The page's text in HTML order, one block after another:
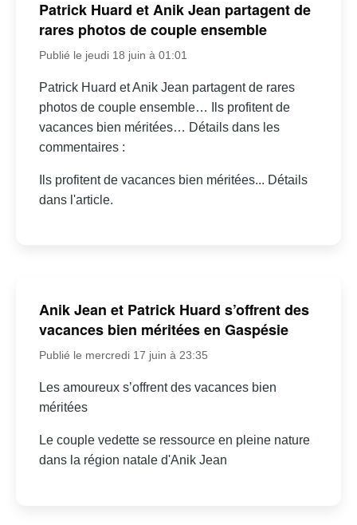
Patrick Huard et Anik Jean partagent de
rares photos de couple ensemble
Publié le jeudi 18 juin à 01:01
Patrick Huard et Anik Jean partagent de rares
photos de couple ensemble… Ils profitent de
vacances bien méritées… Détails dans les
commentaires :
Ils profitent de vacances bien méritées... Détails
dans l'article.
Anik Jean et Patrick Huard s’offrent des
vacances bien méritées en Gaspésie
Publié le mercredi 17 juin à 23:35
Les amoureux s’offrent des vacances bien
méritées
Le couple vedette se ressource en pleine nature
dans la région natale d'Anik Jean